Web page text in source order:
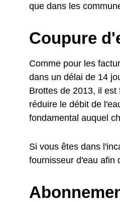
que dans les
Coupure
Comme pour les
dans un délai de 14
Brottes de 2013, il
réduire le débit de
fondamental auquel
Si vous êtes dans
fournisseur d'eau afin